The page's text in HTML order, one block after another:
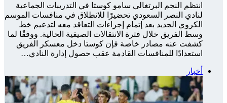
انتظم النجم البرتغالي سامو كوستا في التدريبات الجماعية
لنادي النصر السعودي تحضيرًا للانطلاق في منافسات الموسم
الكروي الجديد بعد إتمام إجراءات التعاقد معه لتدعيم خط
وسط الفريق خلال فترة الانتقالات الصيفية الحالية. ووفقًا لما
كشفت عنه مصادر خاصة فإن كوستا دخل معسكر الفريق
استعدادًا للمنافسات القادمة عقب حصول إدارة النادي…
أخبار